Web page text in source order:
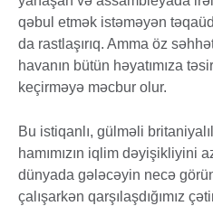
qəbul etmək istəməyən
da rastlaşırıq. Amma öz
havanın bütün həyatımıza
keçirməyə məcbur olur.
Bu istiqanlı, gülməli
hamımızın iqlim dəyişikliyini
dünyada gələcəyin necə
çalışarkən qarşılaşdığımız